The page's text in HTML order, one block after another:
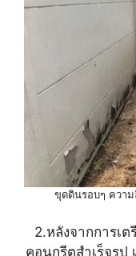
ขุดดินรอบๆ ควา
2.หลังจากการเ
คอนกรีตสำเร็จรูป